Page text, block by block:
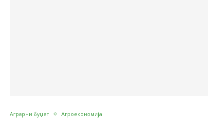
Аграрни буџет Агроекономија